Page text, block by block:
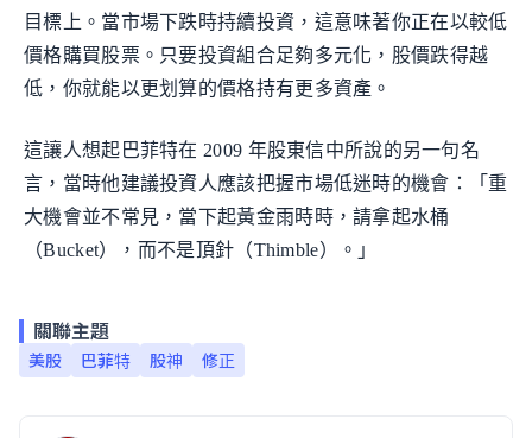
目標上。當市場下跌時持續投資，這意味著你正在以較低
價格購買股票。只要投資組合足夠多元化，股價跌得越
低，你就能以更划算的價格持有更多資產。
這讓人想起巴菲特在 2009 年股東信中所說的另一句名
言，當時他建議投資人應該把握市場低迷時的機會：「重
大機會並不常見，當下起黃金雨時時，請拿起水桶
（Bucket），而不是頂針（Thimble）。」
關聯主題
美股 巴菲特 股神 修正